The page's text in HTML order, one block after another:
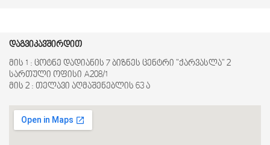
დაგვიკავშირდით
მის 1 : ცოტნე დადიანის 7 ბიზნეს ცენტრი "ქარვასლა" 2
სართული ოფისი A208/1
მის 2 : თელავი აღმაშენებლის 63 ა